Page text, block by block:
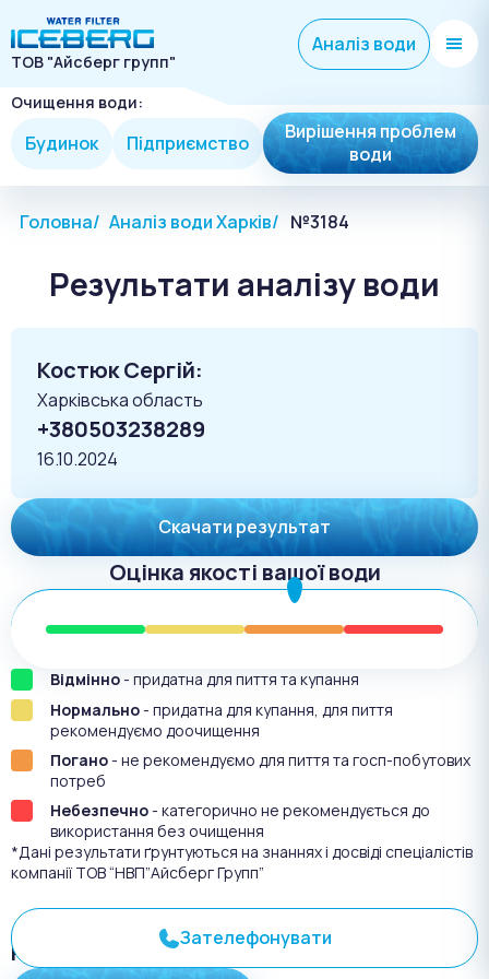
ТОВ "Айсберг групп"
Аналіз води
Очищення води:
Будинок Підприємство
Вирішення проблем
води
Головна Аналіз води Харків №3184
Результати аналізу води
Костюк Сергій:
Харківська область
+380503238289
16.10.2024
Скачати результат
Оцінка якості вашої води
Відмінно- придатна для пиття та купання
Нормально- придатна для купання, для пиття
рекомендуємо доочищення
Погано- не рекомендуємо для пиття та госп-побутових
потреб
Небезпечно- категорично не рекомендується до
використання без очищення
*Дані результати ґрунтуються на знаннях і досвіді спеціалістів
компанії ТОВ “НВП”Айсберг Групп”
Результат аналіза №3184
Зателефонувати